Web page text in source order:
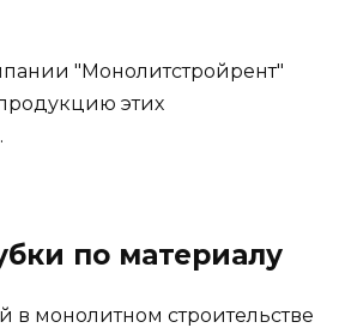
"Монолитстройрент"
этих
по материалу
в монолитном строительстве